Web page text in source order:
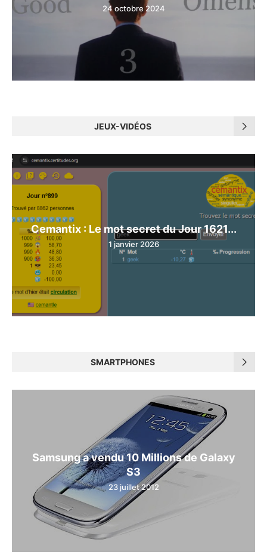
24 octobre 2024
JEUX-VIDÉOS
Cemantix : Le mot secret du Jour 1621...
1 janvier 2026
SMARTPHONES
Samsung a vendu 10 Millions de Galaxy
S3
23 juillet 2012